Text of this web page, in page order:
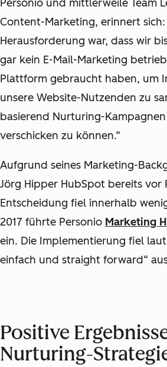
Personio und mittlerweile Team
Content-Marketing, erinnert sich:
Herausforderung war, dass wir
gar kein E-Mail-Marketing
Plattform gebraucht haben, um
unsere Website-Nutzenden zu
basierend Nurturing-
verschicken zu können.“
Aufgrund seines Marketing-
Jörg Hipper HubSpot bereits vor
Entscheidung fiel innerhalb
2017 führte Personio Marketing
ein. Die Implementierung fiel
einfach und straight forward“
Positive
Nurturing-